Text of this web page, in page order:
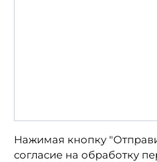
Нажимая кнопку
согласие на обработку